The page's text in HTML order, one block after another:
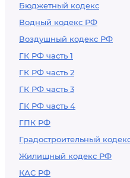
Бюджетный кодекс
Водный кодекс РФ
Воздушный кодекс РФ
ГК РФ часть 1
ГК РФ часть 2
ГК РФ часть 3
ГК РФ часть 4
ГПК РФ
Градостроительный
Жилищный кодекс РФ
КАС РФ